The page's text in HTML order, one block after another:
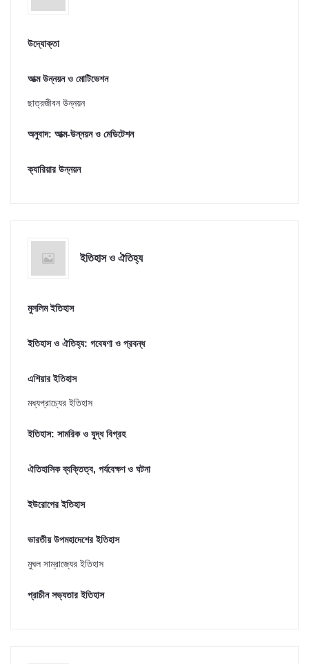
উদ্যোক্তা
আত্ম উন্নয়ন ও মোটিভেশন
ছাত্রজীবন উন্নয়ন
অনুবাদ: আত্ম-উন্নয়ন ও মেডিটেশন
ক্যারিয়ার উন্নয়ন
ইতিহাস ও ঐতিহ্য
মুসলিম ইতিহাস
ইতিহাস ও ঐতিহ্য: গবেষণা ও প্রবন্ধ
এশিয়ার ইতিহাস
মধ্যপ্রাচ্যের ইতিহাস
ইতিহাস: সামরিক ও যুদ্ধ বিগ্রহ
ঐতিহাসিক ব্যক্তিত্ব, পর্যবেক্ষণ ও ঘটনা
ইউরোপের ইতিহাস
ভারতীয় উপমহাদেশের ইতিহাস
মুঘল সাম্রাজ্যের ইতিহাস
প্রাচীন সভ্যতার ইতিহাস